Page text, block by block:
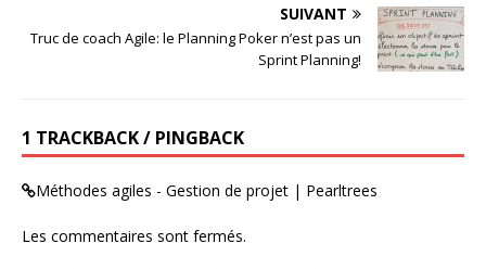
SUIVANT
Truc de coach Agile: le Planning Poker n’est pas un
Sprint Planning!
1 TRACKBACK / PINGBACK
Méthodes agiles - Gestion de projet | Pearltrees
Les commentaires sont fermés.